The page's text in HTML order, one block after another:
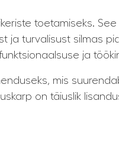
toetamiseks.
ja turvalisust silmas
ja
mis
on täiuslik